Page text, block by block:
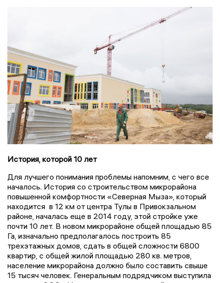
История, которой 10 лет
Для лучшего понимания проблемы напомним, с чего все
началось. История со строительством микрорайона
повышенной комфортности «Северная Мыза», который
находится в 12 км от центра Тулы в Привокзальном
районе, началась еще в 2014 году, этой стройке уже
почти 10 лет. В новом микрорайоне общей площадью 85
Га, изначально предполагалось построить 85
трехэтажных домов, сдать в общей сложности 6800
квартир, с общей жилой площадью 280 кв. метров,
население микрорайона должно было составить свыше
15 тысяч человек. Генеральным подрядчиком выступила